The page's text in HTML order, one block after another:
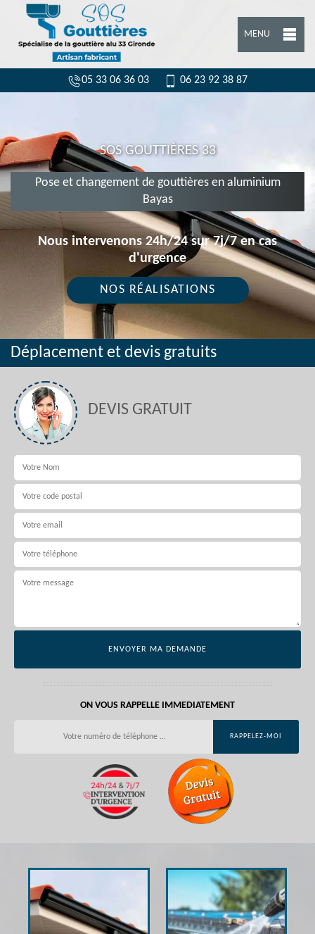
MENU
05 33 06 36 03 06 23 92 38 87
SOS GOUTTIÈRES 33
Pose et changement de gouttières en aluminium
Bayas
Nous intervenons 24h/24 sur 7j/7 en cas
d'urgence
NOS RÉALISATIONS
Déplacement et devis gratuits
DEVIS GRATUIT
ON VOUS RAPPELLE IMMEDIATEMENT